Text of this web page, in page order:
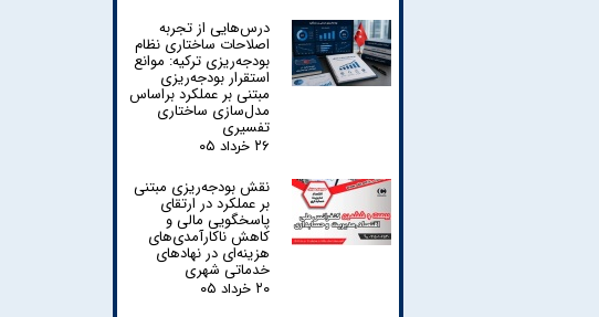
درس‌هایی از تجربه
اصلاحات ساختاری نظام
بودجه‌ریزی ترکیه: موانع
استقرار بودجه‌ریزی
مبتنی بر عملکرد براساس
مدل‌سازی ساختاری
تفسیری
۲۶ خرداد ۰۵
نقش بودجه‌ریزی مبتنی
بر عملکرد در ارتقای
پاسخگویی مالی و
کاهش ناکارآمدی‌های
هزینه‌ای در نهادهای
خدماتی شهری
۲۰ خرداد ۰۵